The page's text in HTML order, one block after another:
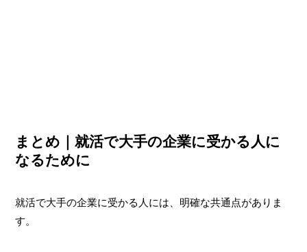
まとめ｜就活で大手の企業に受かる人に
なるために
就活で大手の企業に受かる人には、明確な共通点がありま
す。